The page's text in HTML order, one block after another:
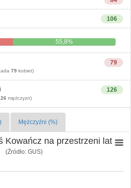
106
55,8%
79
79 kobiet)
126
mężczyzn)
Mężczyźni (%)
Kowańcz na przestrzeni lat
(Źródło: GUS)